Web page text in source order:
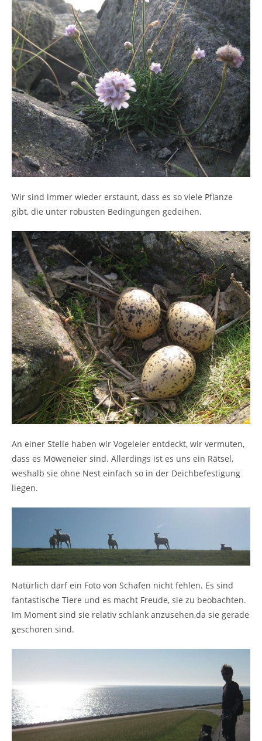
Wir sind immer wieder erstaunt, dass es so viele Pflanze
gibt, die unter robusten Bedingungen gedeihen.
An einer Stelle haben wir Vogeleier entdeckt, wir vermuten,
dass es Möweneier sind. Allerdings ist es uns ein Rätsel,
weshalb sie ohne Nest einfach so in der Deichbefestigung
liegen.
Natürlich darf ein Foto von Schafen nicht fehlen. Es sind
fantastische Tiere und es macht Freude, sie zu beobachten.
Im Moment sind sie relativ schlank anzusehen,da sie gerade
geschoren sind.